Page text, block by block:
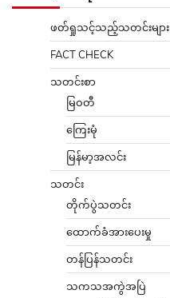
ဖတ်ရှုသင့်သည့်သတင်းများ
FACT CHECK
သတင်းစာ
မြဝတီ
ကြေးမုံ
မြန်မာ့အလင်း
သတင်း
တိုက်ပွဲသတင်း
ထောက်ခံအားပေးမှု
တန်ပြန်သတင်း
သကသအကွဲအပြဲ